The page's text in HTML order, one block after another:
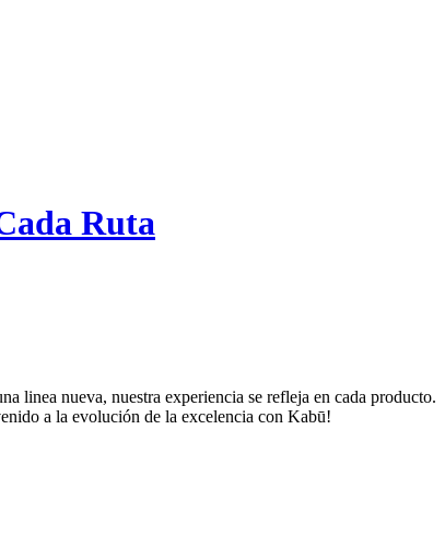
Ruta
linea nueva, nuestra experiencia se refleja en cada producto.
a la evolución de la excelencia con Kabū!